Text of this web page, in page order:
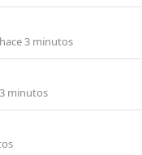
hace 3 minutos
minutos